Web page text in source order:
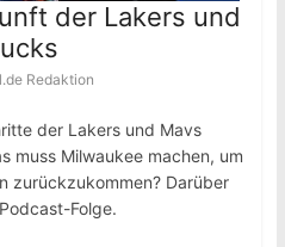
der Lakers und
Redaktion
der Lakers und Mavs
muss Milwaukee machen, um
zurückzukommen? Darüber
Folge.